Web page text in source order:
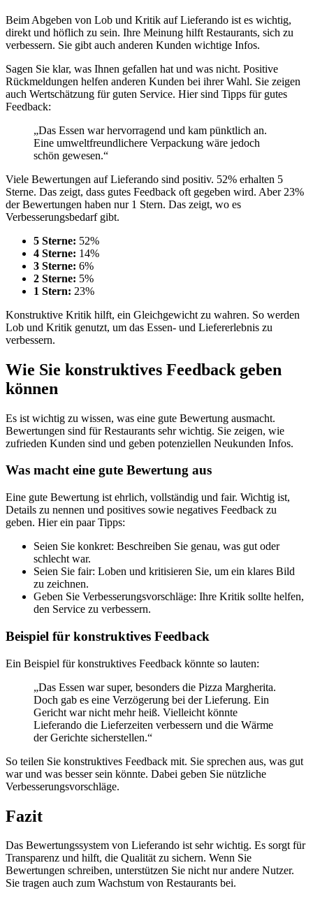
Beim Abgeben von Lob und Kritik auf Lieferando ist es wichtig,
direkt und höflich zu sein. Ihre Meinung hilft Restaurants, sich zu
verbessern. Sie gibt auch anderen Kunden wichtige Infos.
Sagen Sie klar, was Ihnen gefallen hat und was nicht. Positive
Rückmeldungen helfen anderen Kunden bei ihrer Wahl. Sie zeigen
auch Wertschätzung für guten Service. Hier sind Tipps für gutes
Feedback:
„Das Essen war hervorragend und kam pünktlich an.
Eine umweltfreundlichere Verpackung wäre jedoch
schön gewesen.“
Viele Bewertungen auf Lieferando sind positiv. 52% erhalten 5
Sterne. Das zeigt, dass gutes Feedback oft gegeben wird. Aber 23%
der Bewertungen haben nur 1 Stern. Das zeigt, wo es
Verbesserungsbedarf gibt.
5 Sterne: 52%
4 Sterne: 14%
3 Sterne: 6%
2 Sterne: 5%
1 Stern: 23%
Konstruktive Kritik hilft, ein Gleichgewicht zu wahren. So werden
Lob und Kritik genutzt, um das Essen- und Liefererlebnis zu
verbessern.
Wie Sie konstruktives Feedback geben
können
Es ist wichtig zu wissen, was eine gute Bewertung ausmacht.
Bewertungen sind für Restaurants sehr wichtig. Sie zeigen, wie
zufrieden Kunden sind und geben potenziellen Neukunden Infos.
Was macht eine gute Bewertung aus
Eine gute Bewertung ist ehrlich, vollständig und fair. Wichtig ist,
Details zu nennen und positives sowie negatives Feedback zu
geben. Hier ein paar Tipps:
Seien Sie konkret: Beschreiben Sie genau, was gut oder
schlecht war.
Seien Sie fair: Loben und kritisieren Sie, um ein klares Bild
zu zeichnen.
Geben Sie Verbesserungsvorschläge: Ihre Kritik sollte helfen,
den Service zu verbessern.
Beispiel für konstruktives Feedback
Ein Beispiel für konstruktives Feedback könnte so lauten:
„Das Essen war super, besonders die Pizza Margherita.
Doch gab es eine Verzögerung bei der Lieferung. Ein
Gericht war nicht mehr heiß. Vielleicht könnte
Lieferando die Lieferzeiten verbessern und die Wärme
der Gerichte sicherstellen.“
So teilen Sie konstruktives Feedback mit. Sie sprechen aus, was gut
war und was besser sein könnte. Dabei geben Sie nützliche
Verbesserungsvorschläge.
Fazit
Das Bewertungssystem von Lieferando ist sehr wichtig. Es sorgt für
Transparenz und hilft, die Qualität zu sichern. Wenn Sie
Bewertungen schreiben, unterstützen Sie nicht nur andere Nutzer.
Sie tragen auch zum Wachstum von Restaurants bei.